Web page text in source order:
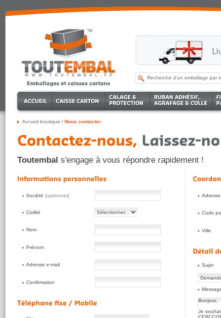
Accueil boutique / Nous contacter
Toutembal s'engage à vous répondre rapidement !
Société (optionnel)
Civilité
Nom
Prénom
Adresse e-mail
Confirmation
Adresse
Code
Ville
Sujet